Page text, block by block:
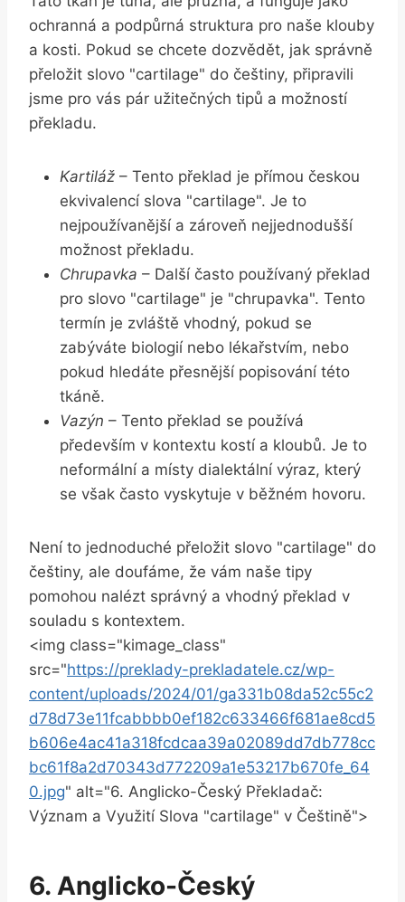
ochranná a podpůrná struktura pro naše klouby
a kosti. Pokud se chcete dozvědět, jak správně
přeložit slovo "cartilage" do češtiny, připravili
jsme pro vás pár užitečných tipů a možností
překladu.
Kartiláž – Tento překlad je přímou českou
ekvivalencí slova "cartilage". Je to
nejpoužívanější a zároveň nejjednodušší
možnost překladu.
Chrupavka – Další často používaný překlad
pro slovo "cartilage" je "chrupavka". Tento
termín je zvláště vhodný, pokud se
zabýváte biologií nebo lékařstvím, nebo
pokud hledáte přesnější popisování této
tkáně.
Vazýn – Tento překlad se používá
především v kontextu kostí a kloubů. Je to
neformální a místy dialektální výraz, který
se však často vyskytuje v běžném hovoru.
Není to jednoduché přeložit slovo "cartilage" do
češtiny, ale doufáme, že vám naše tipy
pomohou nalézt správný a vhodný překlad v
souladu s kontextem.
<img class="kimage_class"
src="https://preklady-prekladatele.cz/wp-
content/uploads/2024/01/ga331b08da52c55c2
d78d73e11fcabbbb0ef182c633466f681ae8cd5
b606e4ac41a318fcdcaa39a02089dd7db778cc
bc61f8a2d70343d772209a1e53217b670fe_64
0.jpg" alt="6. Anglicko-Český Překladač:
Význam a Využití Slova "cartilage" v Češtině">
6. Anglicko-Český